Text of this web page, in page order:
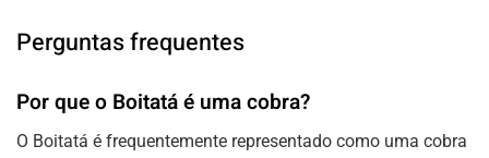
Perguntas frequentes
Por que o Boitatá é uma cobra?
O Boitatá é frequentemente representado como uma cobra